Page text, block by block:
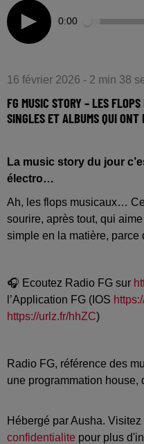
0:00
16 février 2026 - 2 min 38
FG MUSIC STORY – LES
SINGLES ET ALBUMS QUI ONT
La music story du jour
électro…
Ah, les flops musicaux…
sourire, après tout, qui
simple en la matière, parce
🎧 Ecoutez Radio FG sur
l’Application FG (IOS
https://urlz.fr/hhZC)
Radio FG, référence des
une programmation house,
Hébergé par Ausha. Visitez
confidentialite pour plus